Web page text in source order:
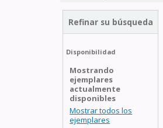
Refinar su búsqueda
Disponibilidad
Mostrando
ejemplares
actualmente
disponibles
Mostrar todos los
ejemplares